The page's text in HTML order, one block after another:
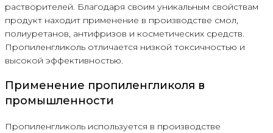
растворителей. Благодаря своим уникальным свойствам
продукт находит применение в производстве смол,
полиуретанов, антифризов и косметических средств.
Пропиленгликоль отличается низкой токсичностью и
высокой эффективностью.
Применение пропиленгликоля в
промышленности
Пропиленгликоль используется в производстве